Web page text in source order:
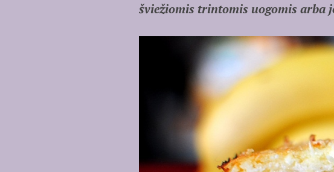
šviežiomis trintomis uogomis arba